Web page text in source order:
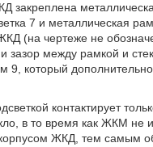
закреплена
7 и металлическая
(на чертеже не
зазор между рамкой и
9, который
контактирует
в то время как ЖКМ не
ЖКД, тем самым